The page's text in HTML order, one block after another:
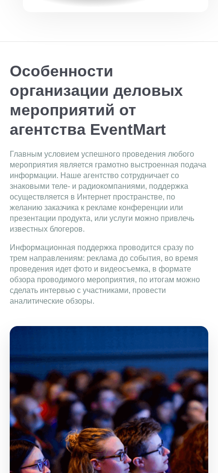
Особенности
организации деловых
мероприятий от
агентства EventMart
Главным условием успешного проведения любого
мероприятия является грамотно выстроенная подача
информации. Наше агентство сотрудничает со
знаковыми теле- и радиокомпаниями, поддержка
осуществляется в Интернет пространстве, по
желанию заказчика к рекламе конференции или
презентации продукта, или услуги можно привлечь
известных блогеров.
Информационная поддержка проводится сразу по
трем направлениям: реклама до события, во время
проведения идет фото и видеосъемка, в формате
обзора проводимого мероприятия, по итогам можно
сделать интервью с участниками, провести
аналитические обзоры.